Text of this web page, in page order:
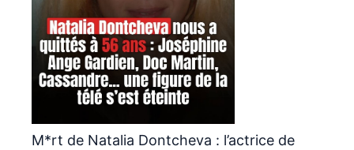
M*rt de Natalia Dontcheva : l’actrice de